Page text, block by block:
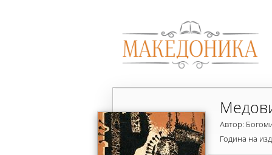
Автор:
Година на